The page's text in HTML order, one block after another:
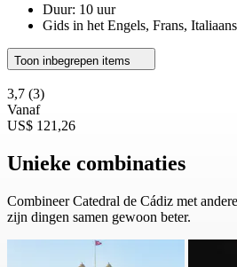
Duur: 10 uur
Gids in het Engels, Frans,
Toon inbegrepen items
3,7 (3)
Vanaf
US$ 121,26
Unieke combinaties
Combineer Catedral de Cádiz met
zijn dingen samen gewoon beter.